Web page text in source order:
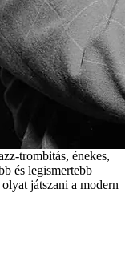
trombitás, énekes,
és legismertebb
játszani a modern